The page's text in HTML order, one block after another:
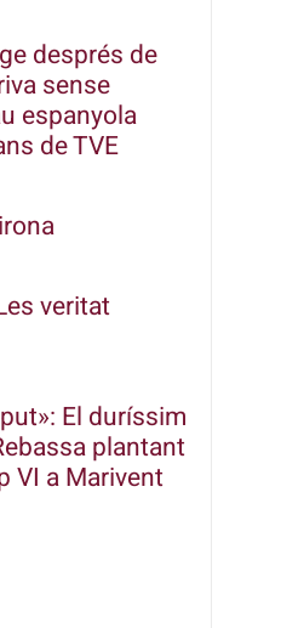
després de
sense
espanyola
de TVE
veritat
El duríssim
plantant
VI a Marivent